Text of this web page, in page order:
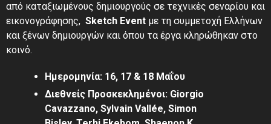
από καταξιωμένους δημιουργούς σε τεχνικές σεναρίου και
εικονογράφησης, Sketch Event με τη συμμετοχή Ελλήνων
και ξένων δημιουργών και όπου τα έργα κληρώθηκαν στο
κοινό.
Ημερομηνία: 16, 17 & 18 Μαΐου
Διεθνείς Προσκεκλημένοι: Giorgio
Cavazzano, Sylvain Vallée, Simon